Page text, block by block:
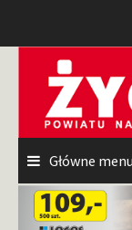
Główne menu